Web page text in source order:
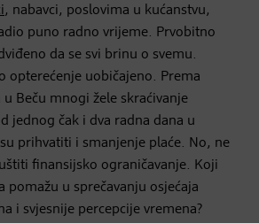
, nabavci, poslovima u kućanstvu,
puno radno vrijeme. Prvobitno
da se svi brinu o svemu.
opterećenje uobičajeno. Prema
Beču mnogi žele skraćivanje
jednog čak i dva radna dana u
prihvatiti i smanjenje plaće. No, ne
finansijsko ograničavanje. Koji
pomažu u sprečavanju osjećaja
i svjesnije percepcije vremena?